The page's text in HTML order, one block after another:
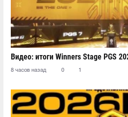
Видео: итоги Winners Stage PGS
8 часов назад 0 1